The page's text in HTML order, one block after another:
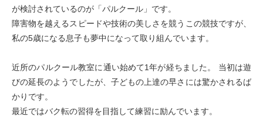
が検討されているのが「パルクール」です。
障害物を越えるスピードや技術の美しさを競うこの競技ですが、
私の5歳になる息子も夢中になって取り組んでいます。
近所のパルクール教室に通い始めて1年が経ちました。 当初は遊
びの延長のようでしたが、子どもの上達の早さには驚かされるば
かりです。
最近ではバク転の習得を目指して練習に励んでいます。